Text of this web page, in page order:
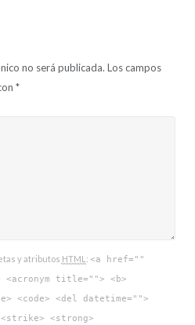
no será publicada. Los campos
*
y atributos HTML : <a href=""
title=""> <b>
<code> <del datetime="">
<strong>